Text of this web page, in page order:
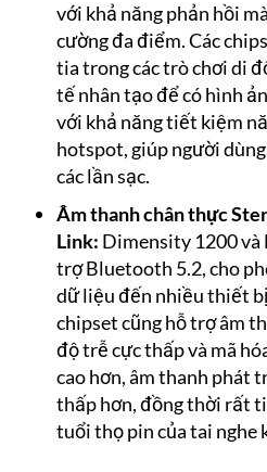
với khả năng phản hồi
cường đa điểm. Các
tia trong các trò chơi di
tế nhân tạo để có hình
với khả năng tiết kiệm
hotspot, giúp người
các lần sạc.
Âm thanh chân thực
Link: Dimensity 1200
trợ Bluetooth 5.2, cho
dữ liệu đến nhiều thiết
chipset cũng hỗ trợ âm
độ trễ cực thấp và mã
cao hơn, âm thanh phát
thấp hơn, đồng thời rất
tuổi thọ pin của tai nghe